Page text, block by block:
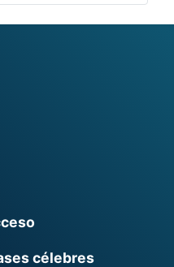
célebres